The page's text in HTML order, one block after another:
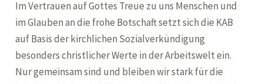
Im Vertrauen auf Gottes Treue zu uns Menschen und
im Glauben an die frohe Botschaft setzt sich die KAB
auf Basis der kirchlichen Sozialverkündigung
besonders christlicher Werte in der Arbeitswelt ein.
Nur gemeinsam sind und bleiben wir stark für die